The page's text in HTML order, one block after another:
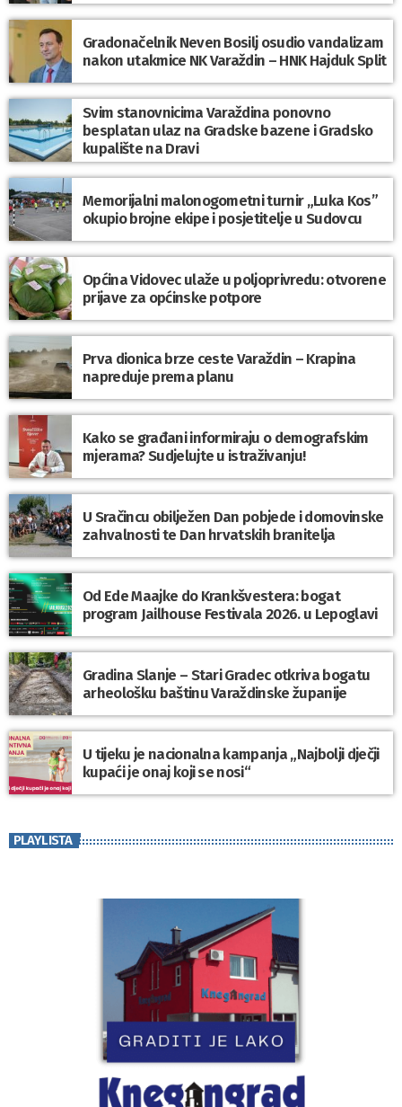
Gradonačelnik Neven Bosilj osudio vandalizam
nakon utakmice NK Varaždin – HNK Hajduk Split
Svim stanovnicima Varaždina ponovno
besplatan ulaz na Gradske bazene i Gradsko
kupalište na Dravi
Memorijalni malonogometni turnir „Luka Kos”
okupio brojne ekipe i posjetitelje u Sudovcu
Općina Vidovec ulaže u poljoprivredu: otvorene
prijave za općinske potpore
Prva dionica brze ceste Varaždin – Krapina
napreduje prema planu
Kako se građani informiraju o demografskim
mjerama? Sudjelujte u istraživanju!
U Sračincu obilježen Dan pobjede i domovinske
zahvalnosti te Dan hrvatskih branitelja
Od Ede Maajke do Krankšvestera: bogat
program Jailhouse Festivala 2026. u Lepoglavi
Gradina Slanje – Stari Gradec otkriva bogatu
arheološku baštinu Varaždinske županije
U tijeku je nacionalna kampanja „Najbolji dječji
kupaći je onaj koji se nosi“
PLAYLISTA